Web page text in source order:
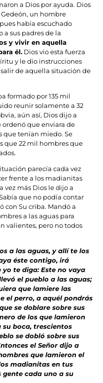
a Dios por ayuda. Dios
un hombre
había escuchado
a sus padres de la
y vivir en aquella
él. Dios vio esta fuerza
y le dio instrucciones
de aquella situación de
formado por 135 mil
reunir solamente a 32
aún así, Dios dijo a
ordenó que enviara de
que tenían miedo. Se
que 22 mil hombres que
parecía cada vez
frente a los madianitas
vez más Dios le dijo a
que no podía contar
con Su criba. Mandó a
a las aguas para
valientes, pero no todos
a las aguas, y allí te los
éste contigo, irá
te diga: Este no vaya
el pueblo a las aguas;
que lamiere las
el perro, a aquél pondrás
se doblare sobre sus
de los que lamieron
boca, trescientos
se dobló sobre sus
el Señor dijo a
que lamieron el
madianitas en tus
gente cada uno a su